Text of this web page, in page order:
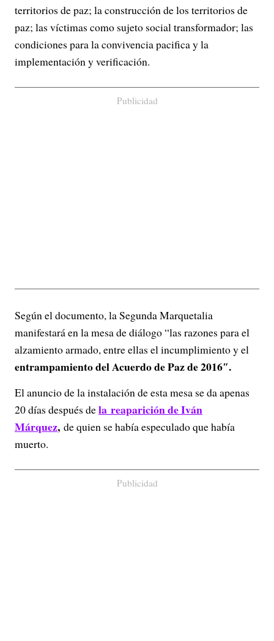
territorios de paz; la construcción de los territorios de
paz; las víctimas como sujeto social transformador; las
condiciones para la convivencia pacifica y la
implementación y verificación.
Publicidad
Según el documento, la Segunda Marquetalia
manifestará en la mesa de diálogo “las razones para el
alzamiento armado, entre ellas el incumplimiento y el
entrampamiento del Acuerdo de Paz de 2016″.
El anuncio de la instalación de esta mesa se da apenas
20 días después dela reaparición deIván
Márquez, de quien se había especulado que había
muerto.
Publicidad